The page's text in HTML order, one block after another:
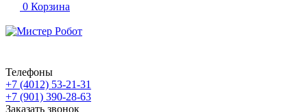
0 Корзина
Телефоны
+7 (4012) 53-21-31
+7 (901) 390-28-63
Заказать звонок